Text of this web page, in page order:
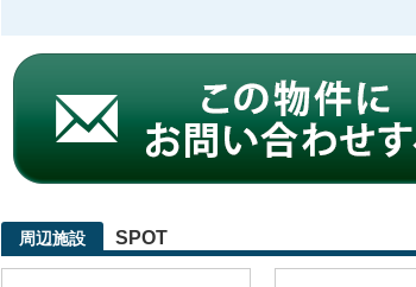
周辺施設 SPOT